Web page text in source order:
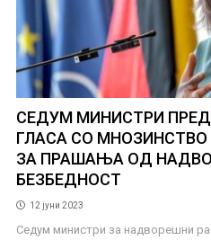
СЕДУМ МИНИСТРИ
ГЛАСА СО
ЗА ПРАШАЊА ОД
БЕЗБЕДНОСТ
12 јуни 2023
Седум министри за надворешни